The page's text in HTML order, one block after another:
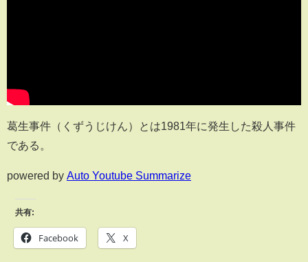
葛生事件（くずうじけん）とは1981年に発生した殺人事件
である。
powered by Auto Youtube Summarize
共有:
Facebook X